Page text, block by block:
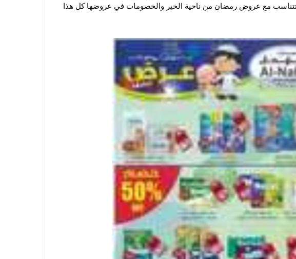
تتناسب مع عروض رمضان من ناحية الخير والخصومات في عروضها كل هذا